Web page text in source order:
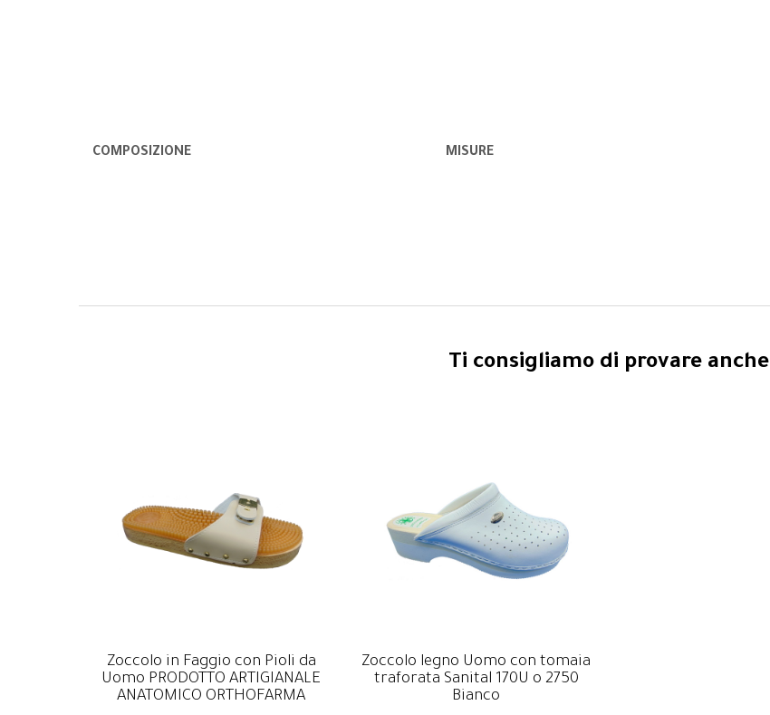
COMPOSIZIONE MISURE
Ti consigliamo di provare anche
Zoccolo in Faggio con Pioli da
Uomo PRODOTTO ARTIGIANALE
ANATOMICO ORTHOFARMA
Zoccolo legno Uomo con tomaia
traforata Sanital 170U o 2750
Bianco